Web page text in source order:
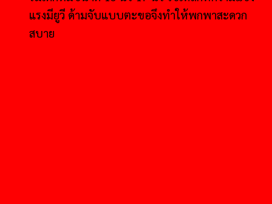
แรงมียูวี ด้ามจับแบบตะขอจึงทำให้พกพาสะดวก
สบาย